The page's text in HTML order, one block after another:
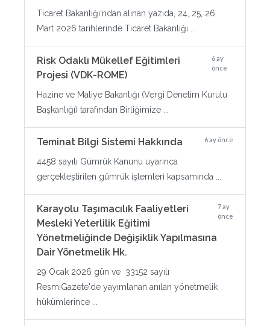
Ticaret Bakanlığı'ndan alınan yazıda, 24, 25, 26
Mart 2026 tarihlerinde Ticaret Bakanlığı ...
Risk Odaklı Mükellef Eğitimleri
Projesi (VDK-ROME)
6 ay
önce
Hazine ve Maliye Bakanlığı (Vergi Denetim Kurulu
Başkanlığı) tarafından Birliğimize ...
Teminat Bilgi Sistemi Hakkında 6 ay önce
4458 sayılı Gümrük Kanunu uyarınca
gerçekleştirilen gümrük işlemleri kapsamında ...
Karayolu Taşımacılık Faaliyetleri
Mesleki Yeterlilik Eğitimi
Yönetmeliğinde Değişiklik Yapılmasına
Dair Yönetmelik Hk.
7 ay
önce
29 Ocak 2026 gün ve 33152 sayılı
ResmiGazete'de yayımlanan anılan yönetmelik
hükümlerince ...